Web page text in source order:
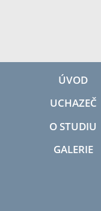
ÚVOD
UCHAZEČ
O STUDIU
GALERIE